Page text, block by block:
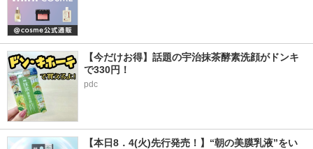
【今だけお得】話題の宇治抹茶酵素洗顔がドンキ
で330円！
pdc
【本日8．4(火)先行発売！】“朝の美膜乳液”をい